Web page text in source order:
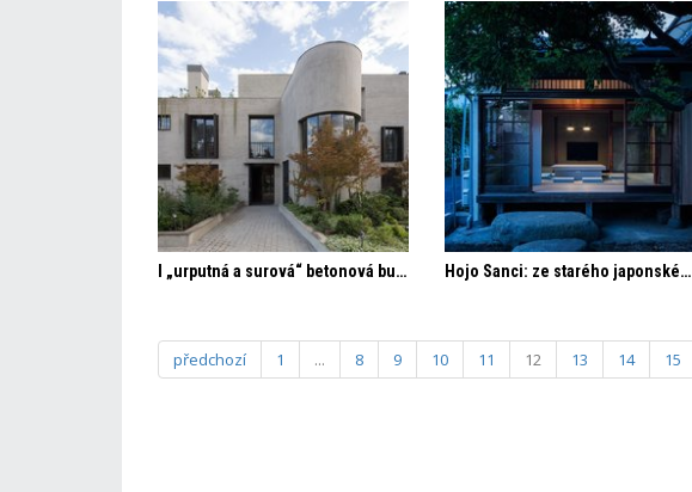
I „urputná a surová“ betonová budova může dávat v Chile pocit bezpečí Hojo Sanci: ze starého japonského domu moderní rezidencí
předchozí 1 ... 8 9 10 11 12 13 14 15